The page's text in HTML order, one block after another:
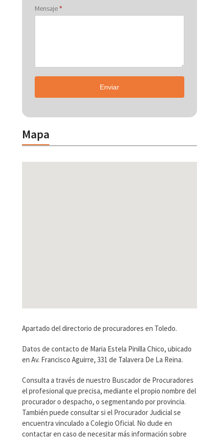
Mensaje*
Enviar
Mapa
Apartado del directorio de procuradores en Toledo.
Datos de contacto de Maria Estela Pinilla Chico, ubicado
en Av. Francisco Aguirre, 331 de Talavera De La Reina.
Consulta a través de nuestro Buscador de Procuradores
el profesional que precisa, mediante el propio nombre del
procurador o despacho, o segmentando por provincia.
También puede consultar si el Procurador Judicial se
encuentra vinculado a Colegio Oficial. No dude en
contactar en caso de necesitar más información sobre